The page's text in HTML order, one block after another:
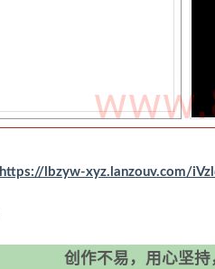
https://lbzyw-xyz.lanzouv.com/
创作不易，用心坚